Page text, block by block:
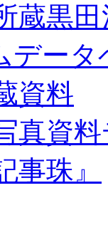
蔵黒
データ
資料
真資
事珠』